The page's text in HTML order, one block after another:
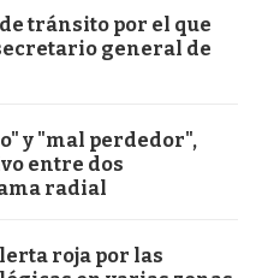
tránsito por el que
general de
y "mal perdedor",
entre dos
radial
roja por las